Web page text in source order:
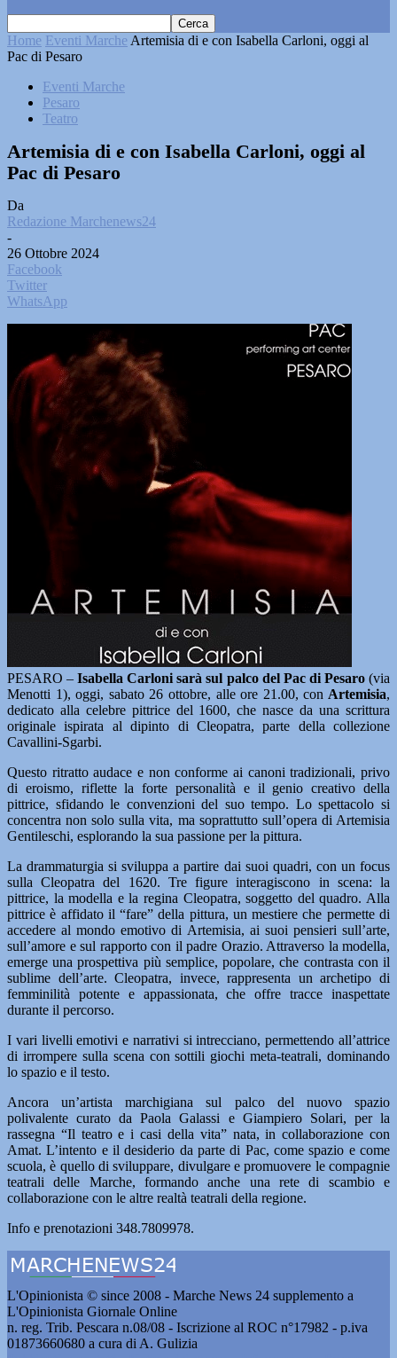
Home Eventi Marche Artemisia di e con Isabella Carloni, oggi al
Pac di Pesaro
Eventi Marche
Pesaro
Teatro
Artemisia di e con Isabella Carloni, oggi al
Pac di Pesaro
Da
Redazione Marchenews24
-
26 Ottobre 2024
Facebook
Twitter
WhatsApp
PESARO –Isabella Carloni sarà sul palco del Pac di Pesaro(via
Menotti 1), oggi, sabato 26 ottobre, alle ore 21.00, con Artemisia,
dedicato alla celebre pittrice del 1600, che nasce da una scrittura
originale ispirata al dipinto di Cleopatra, parte della collezione
Cavallini-Sgarbi.
Questo ritratto audace e non conforme ai canoni tradizionali, privo
di eroismo, riflette la forte personalità e il genio creativo della
pittrice, sfidando le convenzioni del suo tempo. Lo spettacolo si
concentra non solo sulla vita, ma soprattutto sull’opera di Artemisia
Gentileschi, esplorando la sua passione per la pittura.
La drammaturgia si sviluppa a partire dai suoi quadri, con un focus
sulla Cleopatra del 1620. Tre figure interagiscono in scena: la
pittrice, la modella e la regina Cleopatra, soggetto del quadro. Alla
pittrice è affidato il “fare” della pittura, un mestiere che permette di
accedere al mondo emotivo di Artemisia, ai suoi pensieri sull’arte,
sull’amore e sul rapporto con il padre Orazio. Attraverso la modella,
emerge una prospettiva più semplice, popolare, che contrasta con il
sublime dell’arte. Cleopatra, invece, rappresenta un archetipo di
femminilità potente e appassionata, che offre tracce inaspettate
durante il percorso.
I vari livelli emotivi e narrativi si intrecciano, permettendo all’attrice
di irrompere sulla scena con sottili giochi meta-teatrali, dominando
lo spazio e il testo.
Ancora un’artista marchigiana sul palco del nuovo spazio
polivalente curato da Paola Galassi e Giampiero Solari, per la
rassegna “Il teatro e i casi della vita” nata, in collaborazione con
Amat. L’intento e il desiderio da parte di Pac, come spazio e come
scuola, è quello di sviluppare, divulgare e promuovere le compagnie
teatrali delle Marche, formando anche una rete di scambio e
collaborazione con le altre realtà teatrali della regione.
Info e prenotazioni 348.7809978.
L'Opinionista © since 2008 - Marche News 24 supplemento a
L'Opinionista Giornale Online
n. reg. Trib. Pescara n.08/08 - Iscrizione al ROC n°17982 - p.iva
01873660680 a cura di A. Gulizia